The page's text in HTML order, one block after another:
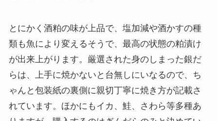
とにかく酒粕の味が上品で、塩加減や酒かすの種
類も魚により変えるそうで、最高の状態の粕漬け
が出来上がります。厳選された身のしまった銀だ
らは、上手に焼かないと台無しにいなるので、ち
ゃんと包装紙の裏側に親切丁寧に焼き方が記載さ
れています。ほかにもイカ、鮭、さわら等多種あ